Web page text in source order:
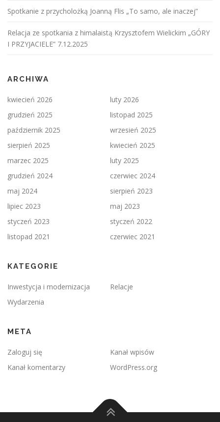
Spotkanie z przycholożką Joanną Flis „To samo, ale inaczej”
Relacja ze spotkania z himalaistą Krzysztofem Wielickim „GÓRY
I PRZYJACIELE” 7.12.2025
ARCHIWA
kwiecień 2026
luty 2026
grudzień 2025
listopad 2025
październik 2025
wrzesień 2025
sierpień 2025
kwiecień 2025
marzec 2025
luty 2025
grudzień 2024
czerwiec 2024
maj 2024
sierpień 2023
lipiec 2023
maj 2023
styczeń 2023
styczeń 2022
listopad 2021
czerwiec 2021
KATEGORIE
Inwestycja i modernizacja
Relacje
Wydarzenia
META
Zaloguj się
Kanał wpisów
Kanał komentarzy
WordPress.org